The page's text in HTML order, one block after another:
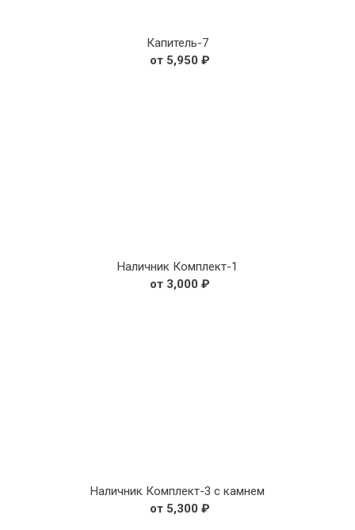
Капитель-7
5,950 ₽
Наличник Комплект-1
3,000 ₽
Наличник Комплект-3 с камнем
5,300 ₽